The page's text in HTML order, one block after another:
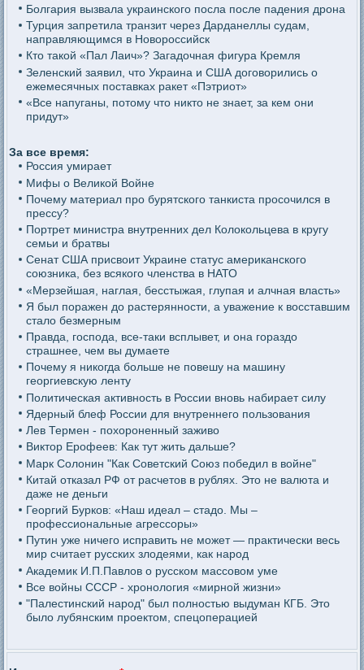
Болгария вызвала украинского посла после падения дрона
Турция запретила транзит через Дарданеллы судам,
направляющимся в Новороссийск
Кто такой «Пал Лаич»? Загадочная фигура Кремля
Зеленский заявил, что Украина и США договорились о
ежемесячных поставках ракет «Пэтриот»
«Все напуганы, потому что никто не знает, за кем они
придут»
За все время:
Россия умирает
Мифы о Великой Войне
Почему материал про бурятского танкиста просочился в
прессу?
Портрет министра внутренних дел Колокольцева в кругу
семьи и братвы
Сенат США присвоит Украине статус американского
союзника, без всякого членства в НАТО
«Мерзейшая, наглая, бесстыжая, глупая и алчная власть»
Я был поражен до растерянности, а уважение к восставшим
стало безмерным
Правда, господа, все-таки всплывет, и она гораздо
страшнее, чем вы думаете
Почему я никогда больше не повешу на машину
георгиевскую ленту
Политическая активность в России вновь набирает силу
Ядерный блеф России для внутреннего пользования
Лев Термен - похороненный заживо
Виктор Ерофеев: Как тут жить дальше?
Марк Солонин "Как Советский Союз победил в войне"
Китай отказал РФ от расчетов в рублях. Это не валюта и
даже не деньги
Георгий Бурков: «Наш идеал – стадо. Мы –
профессиональные агрессоры»
Путин уже ничего исправить не может — практически весь
мир считает русских злодеями, как народ
Академик И.П.Павлов о русском массовом уме
Все войны СССР - хронология «мирной жизни»
"Палестинский народ" был полностью выдуман КГБ. Это
было лубянским проектом, спецоперацией